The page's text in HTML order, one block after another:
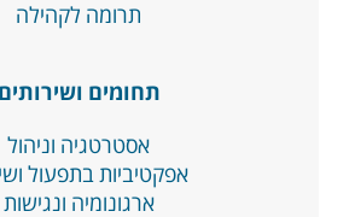
תרומה לקהילה
תחומים ושירותים
אסטרטגיה וניהול
אפקטיביות בתפעול
ארגונומיה ונגישות